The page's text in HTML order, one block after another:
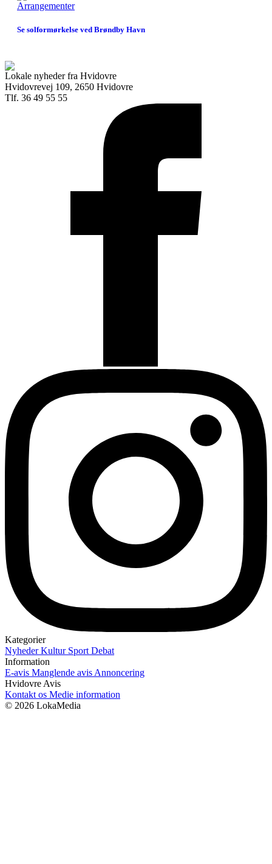
Arrangementer
Se solformørkelse ved Brøndby Havn
Lokale nyheder fra Hvidovre
Hvidovrevej 109, 2650 Hvidovre
Tlf. 36 49 55 55
Kategorier
NyhederKultur Sport Debat
Information
E-avis Manglende avis Annoncering
Hvidovre Avis
Kontakt os Medie information
© 2026 LokaMedia